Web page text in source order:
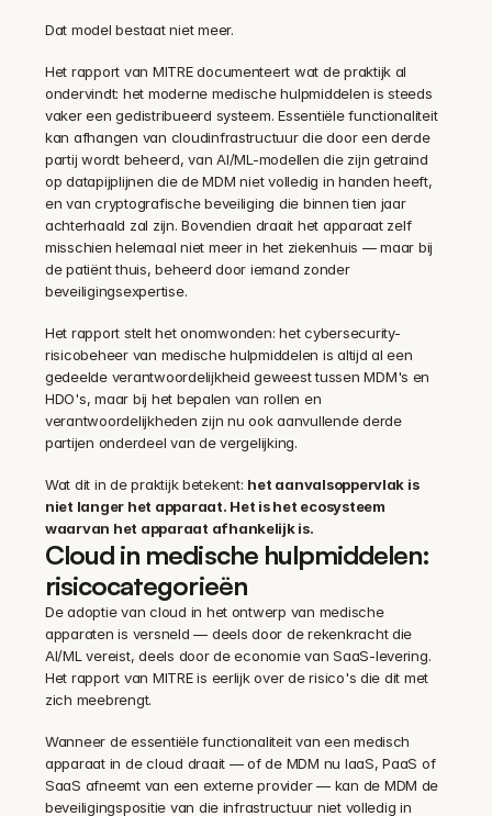
Dat model bestaat niet meer.
Het rapport van MITRE documenteert wat de praktijk al
ondervindt: het moderne medische hulpmiddelen is steeds
vaker een gedistribueerd systeem. Essentiële functionaliteit
kan afhangen van cloudinfrastructuur die door een derde
partij wordt beheerd, van AI/ML-modellen die zijn getraind
op datapijplijnen die de MDM niet volledig in handen heeft,
en van cryptografische beveiliging die binnen tien jaar
achterhaald zal zijn. Bovendien draait het apparaat zelf
misschien helemaal niet meer in het ziekenhuis — maar bij
de patiënt thuis, beheerd door iemand zonder
beveiligingsexpertise.
Het rapport stelt het onomwonden: het cybersecurity-
risicobeheer van medische hulpmiddelen is altijd al een
gedeelde verantwoordelijkheid geweest tussen MDM's en
HDO's, maar bij het bepalen van rollen en
verantwoordelijkheden zijn nu ook aanvullende derde
partijen onderdeel van de vergelijking.
Wat dit in de praktijk betekent: het aanvalsoppervlak is
niet langer het apparaat. Het is het ecosysteem
waarvan het apparaat afhankelijk is.
Cloud in medische hulpmiddelen:
risicocategorieën
De adoptie van cloud in het ontwerp van medische
apparaten is versneld — deels door de rekenkracht die
AI/ML vereist, deels door de economie van SaaS-levering.
Het rapport van MITRE is eerlijk over de risico's die dit met
zich meebrengt.
Wanneer de essentiële functionaliteit van een medisch
apparaat in de cloud draait — of de MDM nu IaaS, PaaS of
SaaS afneemt van een externe provider — kan de MDM de
beveiligingspositie van die infrastructuur niet volledig in